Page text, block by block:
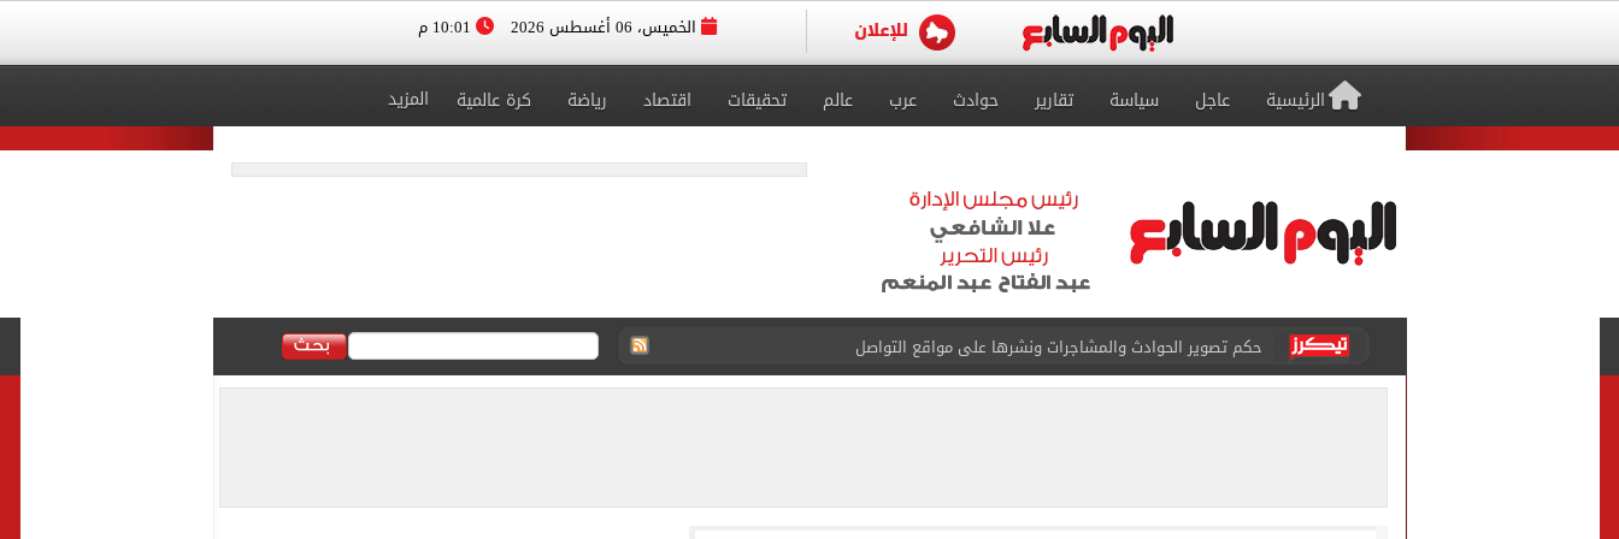
الخميس، 06 أغسطس 2026
الرئيسية عاجل سياسة تقارير حوادث عرب عالم تحقيقات اقتصاد رياضة كرة عالمية المزيد
محمد هنيدي فى رسالة مؤثرة بعد وفاة شقيقه: إمبارح فقدت أخ وكان حواليا ألف أخ
ما حكم رشّ المياه أمام المنازل؟.. أمين الفتوى يجيب (فيديو)
الذهب على مدار الساعة.. جرام عيار 21 يسجل 5950 جنيها